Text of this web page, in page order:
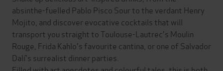
absinthe-fuelled Pablo Pisco Sour to the verdant Henry
Mojito, and discover evocative cocktails that will
transport you straight to Toulouse-Lautrec's Moulin
Rouge, Frida Kahlo's favourite cantina, or one of Salvador
Dalí's surrealist dinner parties.